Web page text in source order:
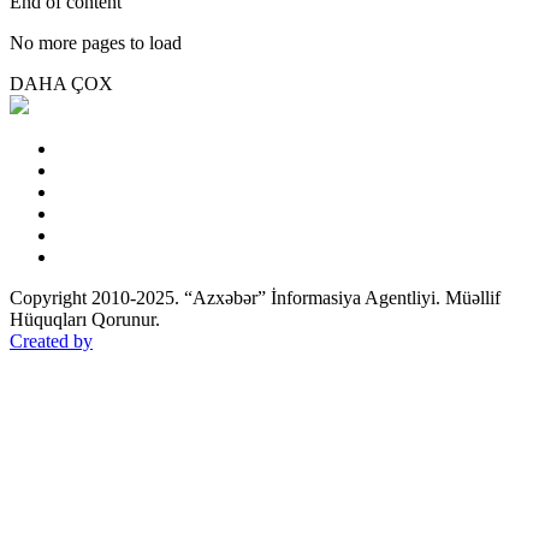
No more pages to load
DAHA ÇOX
Copyright 2010-2025. “Azxəbər” İnformasiya Agentliyi. Müəllif
Hüquqları Qorunur.
Created by